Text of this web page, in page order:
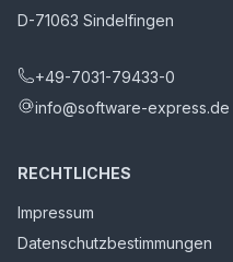
D-71063 Sindelfingen
+49-7031-79433-0
info@software-express.de
RECHTLICHES
Impressum
Datenschutzbestimmungen